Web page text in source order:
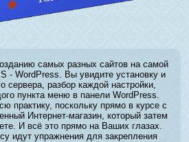
самых разных сайтов на самой
- WordPress. Вы увидите установку и
сервера, разбор каждой настройки,
пункта меню в панели WordPress.
практику, поскольку прямо в курсе с
Интернет-магазин, который затем
И всё это прямо на Ваших глазах.
идут упражнения для закрепления